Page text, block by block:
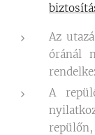
Az
óránál
A